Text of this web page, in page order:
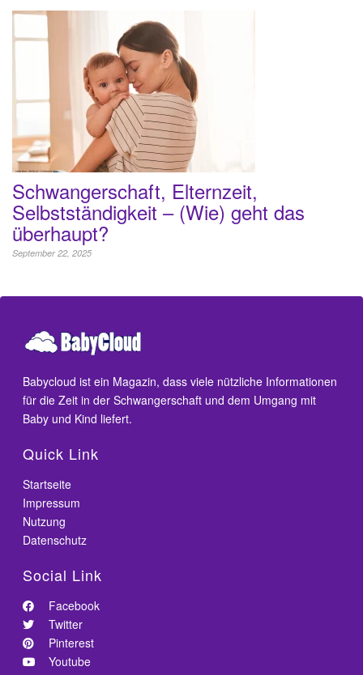
Schwangerschaft, Elternzeit,
Selbstständigkeit – (Wie) geht das
überhaupt?
September 22, 2025
Babycloud ist ein Magazin, dass viele nützliche Informationen
für die Zeit in der Schwangerschaft und dem Umgang mit
Baby und Kind liefert.
Quick Link
Startseite
Impressum
Nutzung
Datenschutz
Social Link
Facebook
Twitter
Pinterest
Youtube